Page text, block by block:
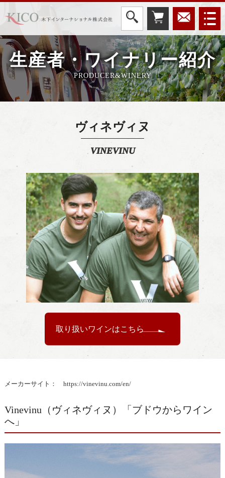
生産者・ワイナリー紹介
PRODUCER&WINERY
ヴィネヴィヌ
VINEVINU
取り扱いワインはこちら
メーカーサイト： https://vinevinu.com/en/
Vinevinu（ヴィネヴィヌ）「ブドウからワイン
へ」